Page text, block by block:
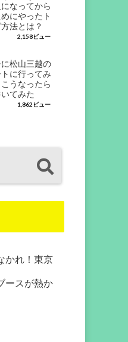
なってから
にやったト
法とは？
2,158ビュー
松山三越の
に行ってみ
うなったら
てみた
1,862ビュー
かれ！東京
ースが熱か